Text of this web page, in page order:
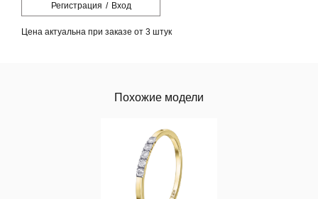
Регистрация / Вход
Цена актуальна при заказе от 3 штук
Похожие модели